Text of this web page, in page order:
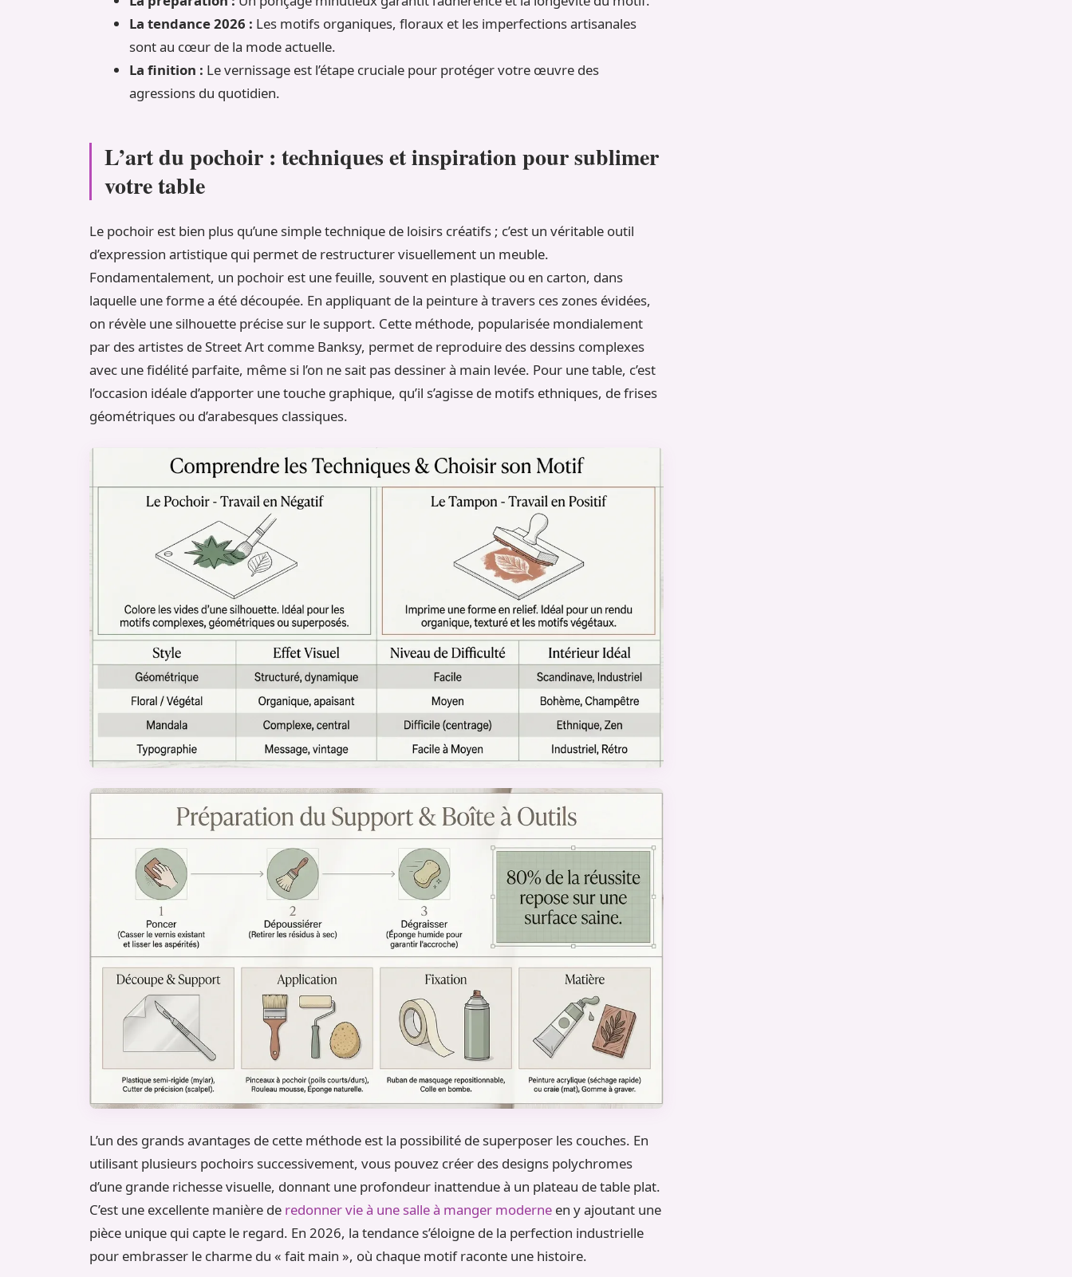
La tendance 2026 : Les motifs organiques, floraux et les imperfections artisanales
sont au cœur de la mode actuelle.
La finition : Le vernissage est l’étape cruciale pour protéger votre œuvre des
agressions du quotidien.
L’art du pochoir : techniques et inspiration pour sublimer
votre table
Le pochoir est bien plus qu’une simple technique de loisirs créatifs ; c’est un véritable outil
d’expression artistique qui permet de restructurer visuellement un meuble.
Fondamentalement, un pochoir est une feuille, souvent en plastique ou en carton, dans
laquelle une forme a été découpée. En appliquant de la peinture à travers ces zones évidées,
on révèle une silhouette précise sur le support. Cette méthode, popularisée mondialement
par des artistes de Street Art comme Banksy, permet de reproduire des dessins complexes
avec une fidélité parfaite, même si l’on ne sait pas dessiner à main levée. Pour une table, c’est
l’occasion idéale d’apporter une touche graphique, qu’il s’agisse de motifs ethniques, de frises
géométriques ou d’arabesques classiques.
L’un des grands avantages de cette méthode est la possibilité de superposer les couches. En
utilisant plusieurs pochoirs successivement, vous pouvez créer des designs polychromes
d’une grande richesse visuelle, donnant une profondeur inattendue à un plateau de table plat.
C’est une excellente manière de redonner vie à une salle à manger moderne en y ajoutant une
pièce unique qui capte le regard. En 2026, la tendance s’éloigne de la perfection industrielle
pour embrasser le charme du « fait main », où chaque motif raconte une histoire.